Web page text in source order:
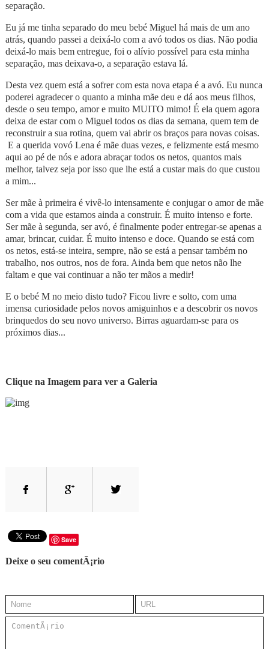
separação.
Eu já me tinha separado do meu bebé Miguel há mais de um ano
atrás, quando passei a deixá-lo com a avó todos os dias. Não podia
deixá-lo mais bem entregue, foi o alívio possível para esta minha
separação, mas deixava-o, a separação estava lá.
Desta vez quem está a sofrer com esta nova etapa é a avó. Eu nunca
poderei agradecer o quanto a minha mãe deu e dá aos meus filhos,
desde o seu tempo, amor e muito MUITO mimo! É ela quem agora
deixa de estar com o Miguel todos os dias da semana, quem tem de
reconstruir a sua rotina, quem vai abrir os braços para novas coisas.
E a querida vovó Lena é mãe duas vezes, e felizmente está mesmo
aqui ao pé de nós e adora abraçar todos os netos, quantos mais
melhor, talvez seja por isso que lhe está a custar mais do que custou
a mim...
Ser mãe à primeira é vivê-lo intensamente e conjugar o amor de mãe
com a vida que estamos ainda a construir. É muito intenso e forte.
Ser mãe à segunda, ser avó, é finalmente poder entregar-se apenas a
amar, brincar, cuidar. É muito intenso e doce. Quando se está com
os netos, está-se inteira, sempre, não se está a pensar também no
trabalho, nos outros, nos de fora. Ainda bem que netos não lhe
faltam e que vai continuar a não ter mãos a medir!
E o bebé M no meio disto tudo? Ficou livre e solto, com uma
imensa curiosidade pelos novos amiguinhos e a descobrir os novos
brinquedos do seu novo universo. Birras aguardam-se para os
próximos dias...
Clique na Imagem para ver a Galeria
Save
Deixe o seu comentÃ¡rio